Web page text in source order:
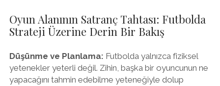
Oyun Alanının Satranç Tahtası: Futbolda
Strateji Üzerine Derin Bir Bakış
Düşünme ve Planlama: Futbolda yalnızca fiziksel
yetenekler yeterli değil. Zihin, başka bir oyuncunun ne
yapacağını tahmin edebilme yeteneğiyle dolup